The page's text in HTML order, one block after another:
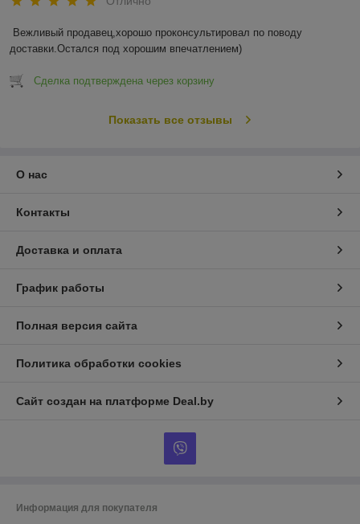
Вежливый продавец,хорошо проконсультировал по поводу
доставки.Остался под хорошим впечатлением)
Сделка подтверждена через корзину
Показать все отзывы
О нас
Контакты
Доставка и оплата
График работы
Полная версия сайта
Политика обработки cookies
Сайт создан на платформе Deal.by
Информация для покупателя